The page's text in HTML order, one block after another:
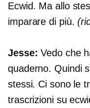
Ecwid. Ma allo
imparare di più.
Jesse: Vedo che
quaderno. Quindi
stessi. Ci sono le
trascrizioni su